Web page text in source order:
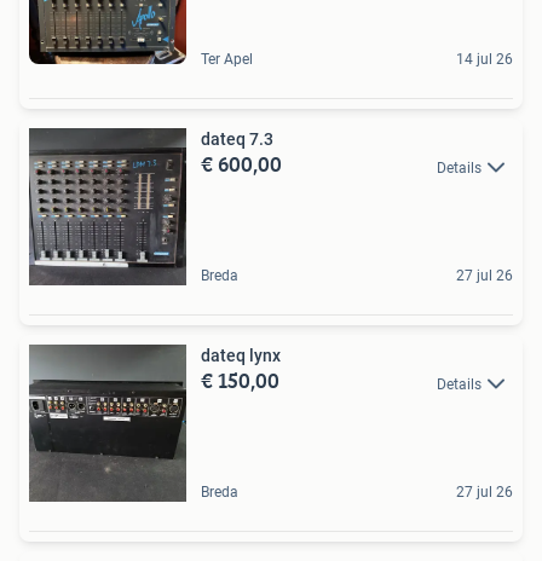
Ter Apel 14 jul 26
dateq 7.3
€ 600,00 Details
Breda 27 jul 26
dateq lynx
€ 150,00 Details
Breda 27 jul 26